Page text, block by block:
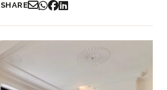
SHARE
Partager par Email
Partager sur WhatsApp
Partager sur Facebook
Partager sur LinkedIn